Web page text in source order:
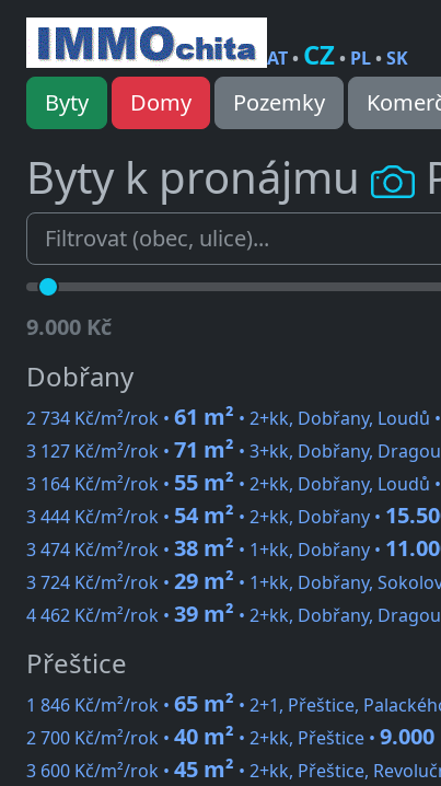
AT• CZ• PL•SK
Byty Domy Pozemky
Byty k pronájmu
9.000 Kč
Dobřany
2 734 Kč/m²/rok • 61 m² • 2+kk, Dobřany, Loudů •
3 127 Kč/m²/rok • 71 m² • 3+kk, Dobřany,
3 164 Kč/m²/rok • 55 m² • 2+kk, Dobřany, Loudů •
3 444 Kč/m²/rok • 54 m² • 2+kk, Dobřany •
3 474 Kč/m²/rok • 38 m² • 1+kk, Dobřany •
3 724 Kč/m²/rok • 29 m² • 1+kk, Dobřany,
4 462 Kč/m²/rok • 39 m² • 2+kk, Dobřany,
Přeštice
1 846 Kč/m²/rok • 65 m² • 2+1, Přeštice,
2 700 Kč/m²/rok • 40 m² • 2+kk, Přeštice • 9.000
3 600 Kč/m²/rok • 45 m² • 2+kk, Přeštice,